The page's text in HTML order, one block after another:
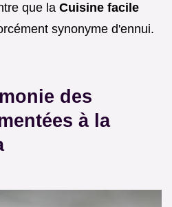
que la Cuisine facile
synonyme d'ennui.
des
à la